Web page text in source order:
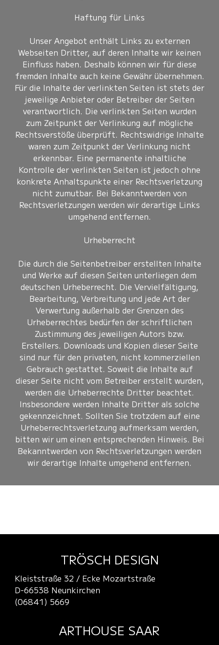
Haftung für Links
Unser Angebot enthält Links zu externen
Webseiten Dritter, auf deren Inhalte wir keinen
Einfluss haben. Deshalb können wir für diese
fremden Inhalte auch keine Gewähr übernehmen.
Für die Inhalte der verlinkten Seiten ist stets der
jeweilige Anbieter oder Betreiber der Seiten
verantwortlich. Die verlinkten Seiten wurden
zum Zeitpunkt der Verlinkung auf mögliche
Rechtsverstöße überprüft. Rechtswidrige Inhalte
waren zum Zeitpunkt der Verlinkung nicht
erkennbar. Eine permanente inhaltliche
Kontrolle der verlinkten Seiten ist jedoch ohne
konkrete Anhaltspunkte einer Rechtsverletzung
nicht zumutbar. Bei Bekanntwerden von
Rechtsverletzungen werden wir derartige Links
umgehend entfernen.
Urheberrecht
Die durch die Seitenbetreiber erstellten Inhalte
und Werke auf diesen Seiten unterliegen dem
deutschen Urheberrecht. Die Vervielfältigung,
Bearbeitung, Verbreitung und jede Art der
Verwertung außerhalb der Grenzen des
Urheberrechtes bedürfen der schriftlichen
Zustimmung des jeweiligen Autors bzw.
Erstellers. Downloads und Kopien dieser Seite
sind nur für den privaten, nicht kommerziellen
Gebrauch gestattet. Soweit die Inhalte auf
dieser Seite nicht vom Betreiber erstellt wurden,
werden die Urheberrechte Dritter beachtet.
Insbesondere werden Inhalte Dritter als solche
gekennzeichnet. Sollten Sie trotzdem auf eine
Urheberrechtsverletzung aufmerksam werden,
bitten wir um einen entsprechenden Hinweis. Bei
Bekanntwerden von Rechtsverletzungen werden
wir derartige Inhalte umgehend entfernen.
TRÖSCH DESIGN
Kleiststraße 32 / Ecke Mozartstraße
D-66538 Neunkirchen
(06841) 5669
ARTHOUSE SAAR